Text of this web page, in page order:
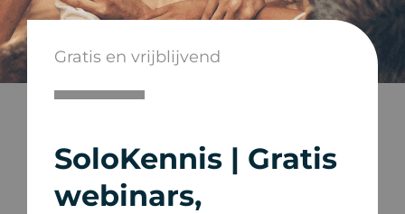
Gratis en vrijblijvend
SoloKennis | Gratis
webinars,